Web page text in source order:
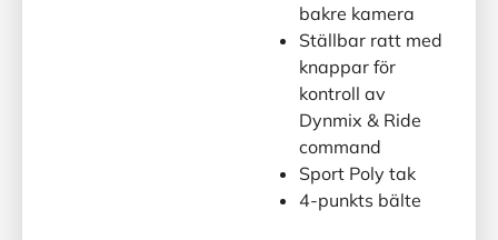
bakre kamera
Ställbar ratt med
knappar för
kontroll av
Dynmix & Ride
command
Sport Poly tak
4-punkts bälte